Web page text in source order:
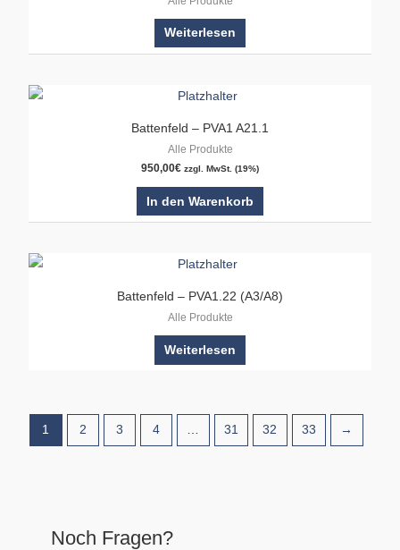
Weiterlesen
Battenfeld – PVA1 A21.1
Alle Produkte
950,00€ zzgl. MwSt. (19%)
In den Warenkorb
Battenfeld – PVA1.22 (A3/A8)
Alle Produkte
Weiterlesen
1 2 3 4 … 31 32 33 →
Noch Fragen?